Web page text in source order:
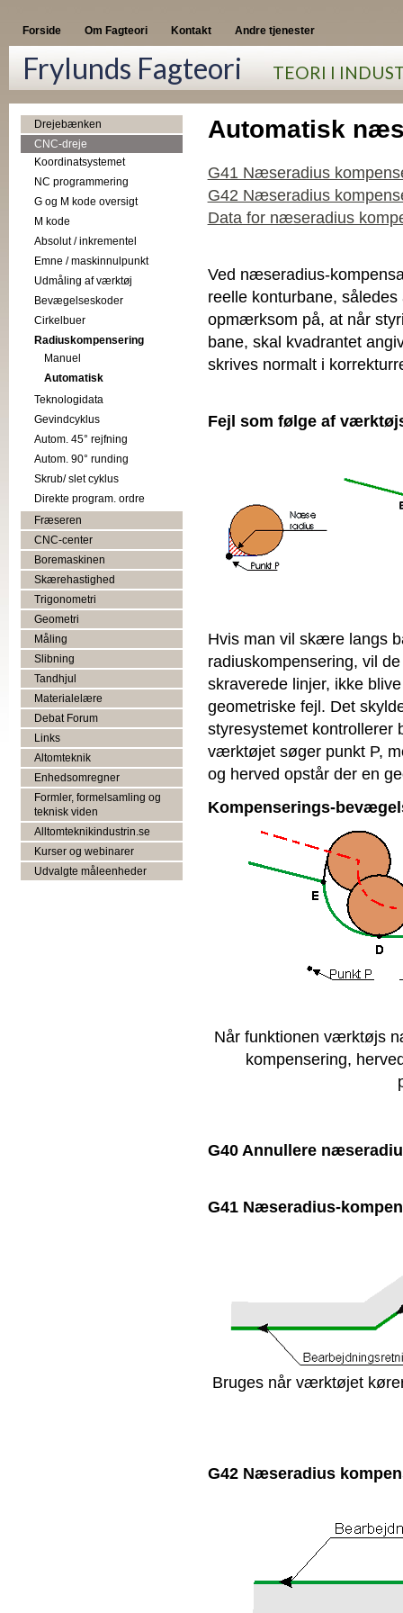
Forside Om Fagteori Kontakt Andre tjenester
Frylunds Fagteori TEORI I
Drejebænken
CNC-dreje
Koordinatsystemet
NC programmering
G og M kode oversigt
M kode
Absolut / inkrementel
Emne / maskinnulpunkt
Udmåling af værktøj
Bevægelseskoder
Cirkelbuer
Radiuskompensering
Manuel
Automatisk
Teknologidata
Gevindcyklus
Autom. 45° rejfning
Autom. 90° runding
Skrub/ slet cyklus
Direkte program. ordre
Fræseren
CNC-center
Boremaskinen
Skærehastighed
Trigonometri
Geometri
Måling
Slibning
Tandhjul
Materialelære
Debat Forum
Links
Altomteknik
Enhedsomregner
Formler, formelsamling og
teknisk viden
Alltomteknikindustrin.se
Kurser og webinarer
Udvalgte måleenheder
Automatisk
G41 Næseradius
G42 Næseradius
Data for næseradius
Ved næseradius-
reelle konturbane,
opmærksom på, at når
bane, skal kvadrantet
skrives normalt i
Fejl som følge af
Hvis man vil skære langs
radiuskompensering, vil
skraverede linjer, ikke
geometriske fejl. Det
styresystemet kontrollerer
værktøjet søger punkt P,
og herved opstår der en
Kompenserings-
Når funktionen værktøjs
kompensering,
G40 Annullere
G41 Næseradius-
Bruges når værktøjet
G42 Næseradius